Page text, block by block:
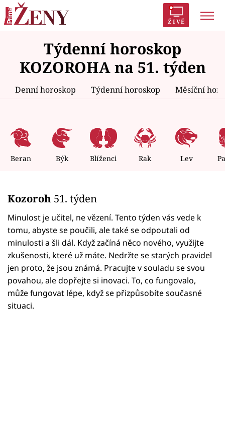
ŽIVĚ
Polabí Inspekce Prostřeno!
AYTO?
Módní alarm
Zrádci Proměny
Témata
Celebrity
Seriály
Horoskopy
Sledujte prima+
Filmový festival Karlovy Vary
Pořady
Týdenní horoskop
KOZOROHA na 51. týden
Denní horoskop Týdenní horoskop Měsíční
Beran Býk Blíženci Rak Lev
Kozoroh 51. týden
Minulost je učitel, ne vězení. Tento týden vás vede k
tomu, abyste se poučili, ale také se odpoutali od
minulosti a šli dál. Když začíná něco nového, využijte
zkušenosti, které už máte. Nedržte se starých pravidel
jen proto, že jsou známá. Pracujte v souladu se svou
povahou, ale dopřejte si inovaci. To, co fungovalo,
může fungovat lépe, když se přizpůsobíte současné
situaci.